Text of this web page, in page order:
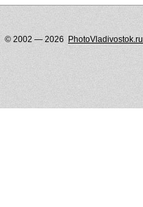
© 2002 — 2026 PhotoVladivostok.ru